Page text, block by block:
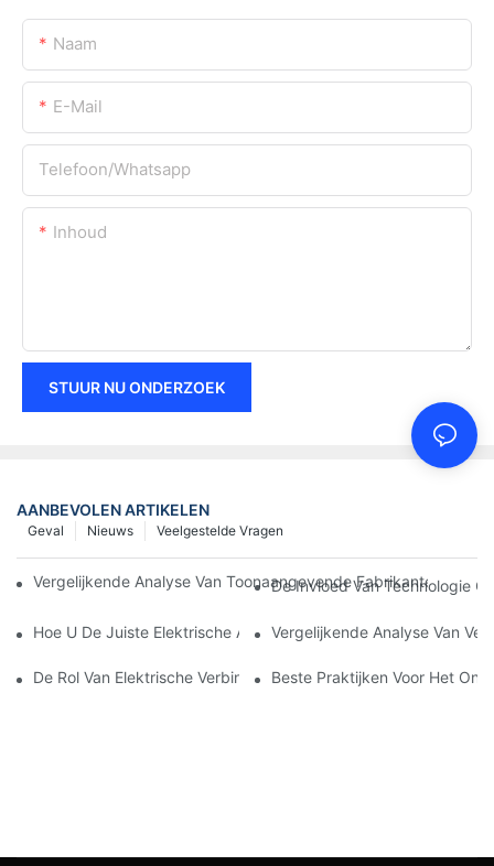
Naam
E-Mail
Telefoon/whatsapp
Inhoud
STUUR NU ONDERZOEK
AANBEVOLEN ARTIKELEN
Veelgestelde Vragen
Nieuws
Geval
Vergelijkende Analyse Van Toonaangevende Fabrikanten Van
De Invloed Van Technologie
Hoe U De Juiste Elektrische Aansluiting Voor Uw Behoeften
Vergelijkende Analyse Van
De Rol Van Elektrische Verbindingen In Industriële Toepassingen
Beste Praktijken Voor Het